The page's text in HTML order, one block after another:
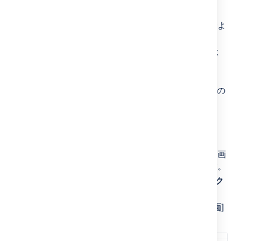
画面に表示されるタブの追加と削除、およ
システム フィールドの追加、削除、およ
除、および再配置 (カスタム フィールドの
] ドロップダウンを開き、画
面を管理するプロジェクトを選択します。
プロジェク
画面]